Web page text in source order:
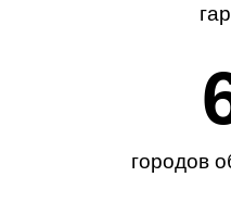
городов